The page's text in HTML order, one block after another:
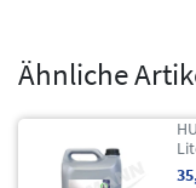
Ähnliche